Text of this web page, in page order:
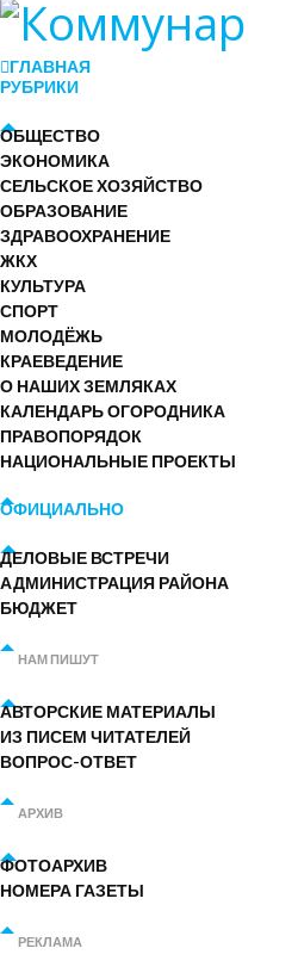
ГЛАВНАЯ
РУБРИКИ
ОБЩЕСТВО
ЭКОНОМИКА
СЕЛЬСКОЕ ХОЗЯЙСТВО
ОБРАЗОВАНИЕ
ЗДРАВООХРАНЕНИЕ
ЖКХ
КУЛЬТУРА
СПОРТ
МОЛОДЁЖЬ
КРАЕВЕДЕНИЕ
О НАШИХ ЗЕМЛЯКАХ
КАЛЕНДАРЬ ОГОРОДНИКА
ПРАВОПОРЯДОК
НАЦИОНАЛЬНЫЕ ПРОЕКТЫ
ОФИЦИАЛЬНО
ДЕЛОВЫЕ ВСТРЕЧИ
АДМИНИСТРАЦИЯ РАЙОНА
БЮДЖЕТ
НАМ ПИШУТ
АВТОРСКИЕ МАТЕРИАЛЫ
ИЗ ПИСЕМ ЧИТАТЕЛЕЙ
ВОПРОС-ОТВЕТ
АРХИВ
ФОТОАРХИВ
НОМЕРА ГАЗЕТЫ
РЕКЛАМА